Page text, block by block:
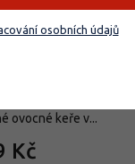
Kč
ovocné keře v...
osobních údajů